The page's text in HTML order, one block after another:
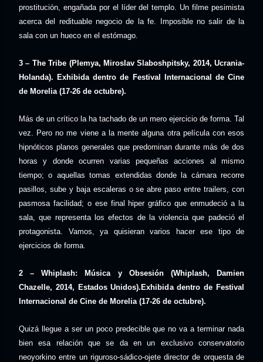
prostitución, engañada por el líder del templo. Un filme pesimista
acerca del redituable negocio de la fe. Imposible no salir de la
sala con un hueco en el estómago.
3 – The Tribe (Plemya, Miroslav Slaboshpitsky, 2014, Ucrania-
Holanda). Exhibida dentro de Festival Internacional de Cine
de Morelia (17-26 de octubre).
Más de un crítico la ha tachado de un mero ejercicio de forma. Tal
vez. Pero no me viene a la mente alguna otra película con esos
hipnóticos planos generales que predominan durante más de dos
horas y donde ocurren varias pequeñas acciones al mismo
tiempo; o aquellas tomas extendidas donde la cámara recorre
pasillos, sube y baja escaleras o se abre paso entre trailers, con
pasmosa facilidad; o ese final hiper gráfico que enmudeció a la
sala, que representa los efectos de la violencia que padeció el
protagonista. Vamos, ya quisieran varios hacer ese tipo de
ejercicios de forma.
2 – Whiplash: Música y Obsesión (Whiplash, Damien
Chazelle, 2014, Estados Unidos).Exhibida dentro de Festival
Internacional de Cine de Morelia (17-26 de octubre).
Quizá llegue a ser un poco predecible que no va a terminar nada
bien esa relación que se da en un exclusivo conservatorio
neoyorkino entre un riguroso-sádico-ojete director de orquesta de